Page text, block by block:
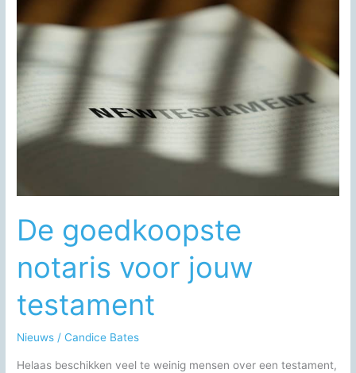
De goedkoopste
notaris voor jouw
testament
Nieuws /Candice Bates
Helaas beschikken veel te weinig mensen over een testament,